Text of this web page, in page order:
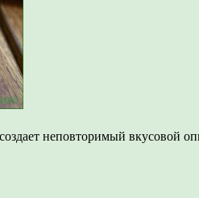
неповторимый вкусовой